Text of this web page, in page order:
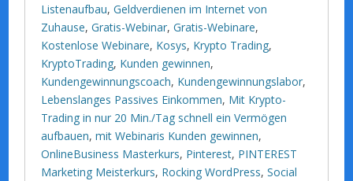
Listenaufbau,Geldverdienen im Internet von
Zuhause,Gratis-Webinar,Gratis-Webinare,
Kostenlose Webinare, Kosys, Krypto Trading,
KryptoTrading, Kunden gewinnen,
Kundengewinnungscoach, Kundengewinnungslabor,
Lebenslanges Passives Einkommen, Mit Krypto-
Trading in nur 20 Min./Tag schnell ein Vermögen
aufbauen,mit Webinaris Kunden gewinnen,
OnlineBusiness Masterkurs, Pinterest, PINTEREST
Marketing Meisterkurs, Rocking WordPress,Social